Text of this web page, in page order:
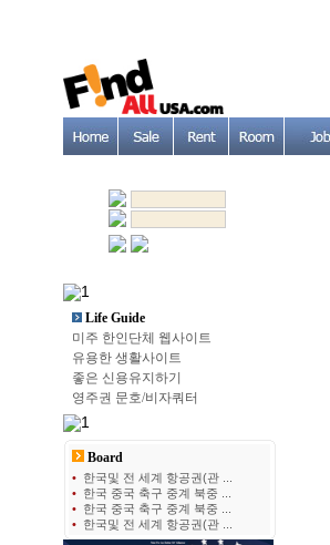
Life Guide
미주 한인단체 웹사이트
유용한 생활사이트
좋은 신용유지하기
영주권 문호/비자쿼터
Board
• 한국및 전 세계 항공권(관 ...
• 한국 중국 축구 중계 북중 ...
• 한국 중국 축구 중계 북중 ...
• 한국및 전 세계 항공권(관 ...